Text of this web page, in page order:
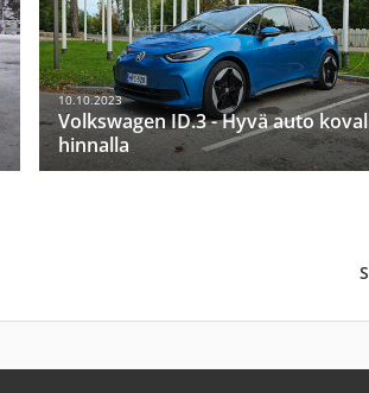
10.10.2023
Volkswagen ID.3 - Hyvä auto
hinnalla